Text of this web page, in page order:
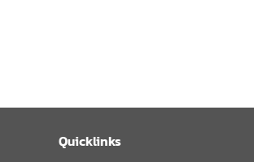
Quicklinks